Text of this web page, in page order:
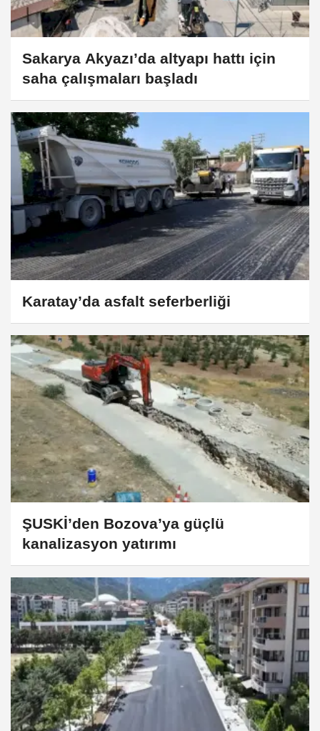
Sakarya Akyazı’da altyapı hattı için
saha çalışmaları başladı
Karatay’da asfalt seferberliği
ŞUSKİ’den Bozova’ya güçlü
kanalizasyon yatırımı